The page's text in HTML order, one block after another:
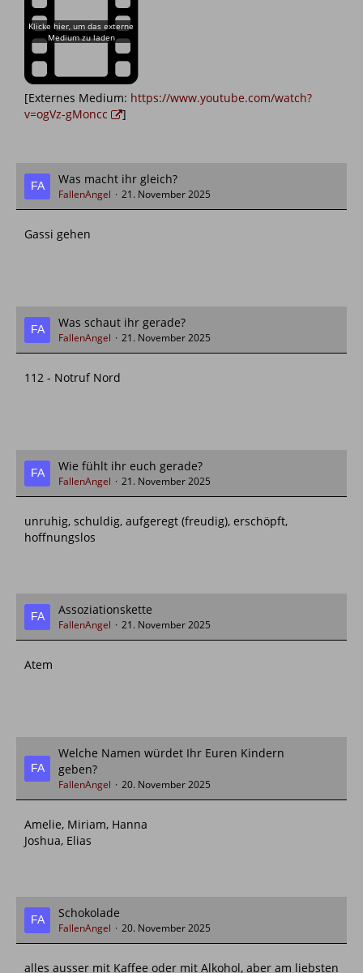
[Externes Medium: https://www.youtube.com/watch?
v=ogVz-gMoncc
]
Was macht ihr gleich?
FallenAngel 21. November 2025
Gassi gehen
Was schaut ihr gerade?
FallenAngel 21. November 2025
112 - Notruf Nord
Wie fühlt ihr euch gerade?
FallenAngel 21. November 2025
unruhig, schuldig, aufgeregt (freudig), erschöpft,
hoffnungslos
Assoziationskette
FallenAngel 21. November 2025
Atem
Welche Namen würdet Ihr Euren Kindern
geben?
FallenAngel 20. November 2025
Amelie, Miriam, Hanna
Joshua, Elias
Schokolade
FallenAngel 20. November 2025
alles ausser mit Kaffee oder mit Alkohol, aber am liebsten